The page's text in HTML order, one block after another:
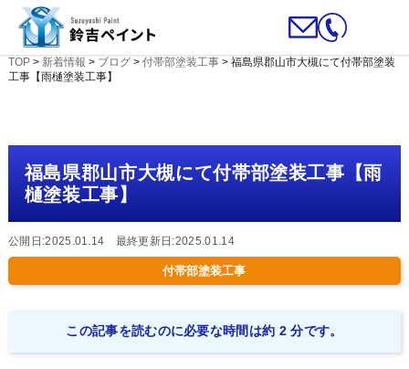
TOP> 新着情報 > ブログ> 付帯部塗装工事> 福島県郡山市大槻にて付帯部塗装
工事【雨樋塗装工事】
福島県郡山市大槻にて付帯部塗装工事【雨
樋塗装工事】
公開日:2025.01.14 最終更新日:2025.01.14
付帯部塗装工事
この記事を読むのに必要な時間は約 2 分です。